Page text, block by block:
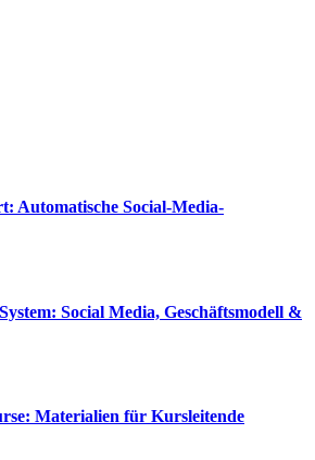
Automatische Social-Media-
Social Media, Geschäftsmodell &
Materialien für Kursleitende